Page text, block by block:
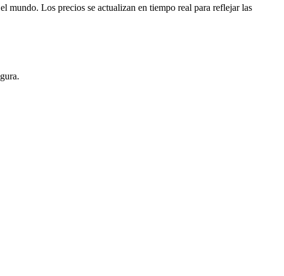
mundo. Los precios se actualizan en tiempo real para reflejar las